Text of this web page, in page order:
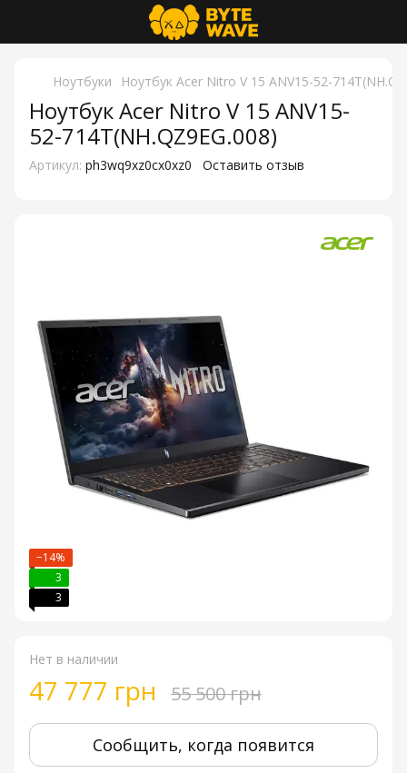
Ноутбуки Ноутбук Acer Nitro V 15 ANV15-52-
Ноутбук Acer Nitro V 15 ANV15-
52-714T(NH.QZ9EG.008)
Артикул: ph3wq9xz0cx0xz0 Оставить отзыв
−14%
3
3
Нет в наличии
47 777 грн 55 500 грн
Сообщить, когда появится